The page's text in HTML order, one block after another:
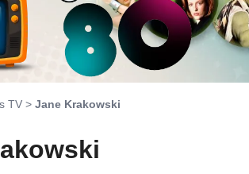
TV > Jane Krakowski